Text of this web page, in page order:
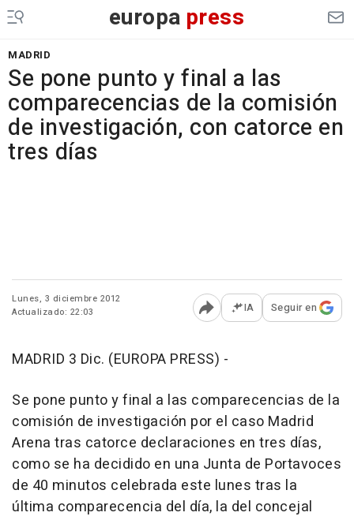
europa press
MADRID
Se pone punto y final a las
comparecencias de la comisión
de investigación, con catorce en
tres días
Lunes, 3 diciembre 2012
Actualizado: 22:03
Abrir opciones para
IA Seguir en
MADRID 3 Dic. (EUROPA PRESS) -
Se pone punto y final a las comparecencias de la
comisión de investigación por el caso Madrid
Arena tras catorce declaraciones en tres días,
como se ha decidido en una Junta de Portavoces
de 40 minutos celebrada este lunes tras la
última comparecencia del día, la del concejal